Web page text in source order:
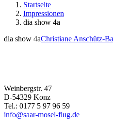
Startseite
Impressionen
dia show 4a
dia show 4aChristiane Anschütz-
Weinbergstr. 47
D-54329 Konz
Tel.: 0177 5 97 96 59
info@saar-mosel-flug.de